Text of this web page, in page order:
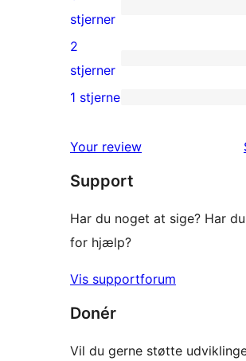
stjernet
anmeldelser
0
3-
stjernet
anmeldelser
stjerner
0
2-
anmeldelser
2
stjerner
stjernet
anmeldelser
1 stjerne
Your review
Support
Har du noget at sige? Har
for hjælp?
Vis supportforum
Donér
Vil du gerne støtte